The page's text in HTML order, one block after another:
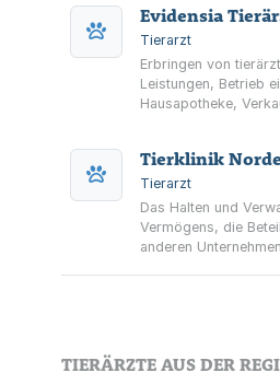
Rechtsgeschäfte.
Tierarzt
Erbringen von
Leistungen, Betrieb
Hausapotheke,
Gebiet der Klein-
Tierarzt
Das Halten und
Vermögens, die
anderen
TIERÄRZTE AUS DER